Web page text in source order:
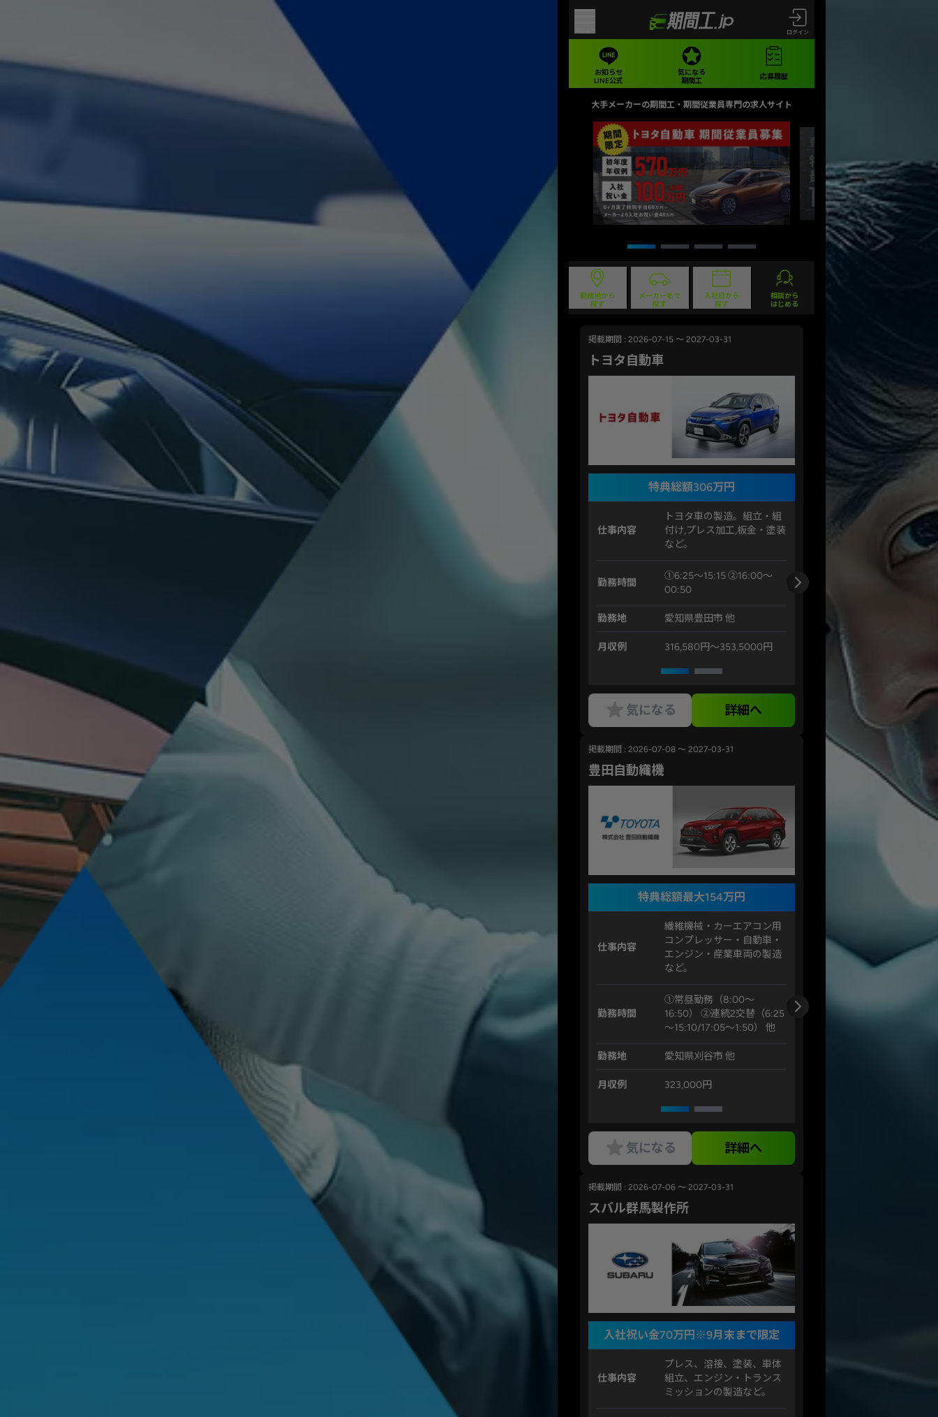
ログイン
お知らせ
LINE公式
気になる
期間工
応募履歴
大手メーカーの期間工・期間従業員専門の求人サイト
勤務地から
探す
メーカー名で
探す
入社日から
探す
相談から
はじめる
掲載期間 : 2026-07-15 ～ 2027-03-31
トヨタ自動車
特典総額306万円
仕事内容
トヨタ車の製造。組立・組
付け,プレス加工,板金・塗装
など。
勤務時間
①6:25〜15:15 ②16:00〜
00:50
勤務地 愛知県豊田市 他
月収例 316,580円〜353,5000円
気になる 詳細へ
掲載期間 : 2026-07-08 ～ 2027-03-31
豊田自動織機
特典総額最大154万円
仕事内容
繊維機械・カーエアコン用
コンプレッサー・自動車・
エンジン・産業車両の製造
など。
勤務時間
①常昼勤務（8:00～
16:50） ②連続2交替（6:25
～15:10/17:05～1:50） 他
勤務地 愛知県刈谷市 他
月収例 323,000円
気になる 詳細へ
掲載期間 : 2026-07-06 ～ 2027-03-31
スバル群馬製作所
入社祝い金70万円※9月末まで限定
仕事内容
プレス、溶接、塗装、車体
組立、エンジン・トランス
ミッションの製造など。